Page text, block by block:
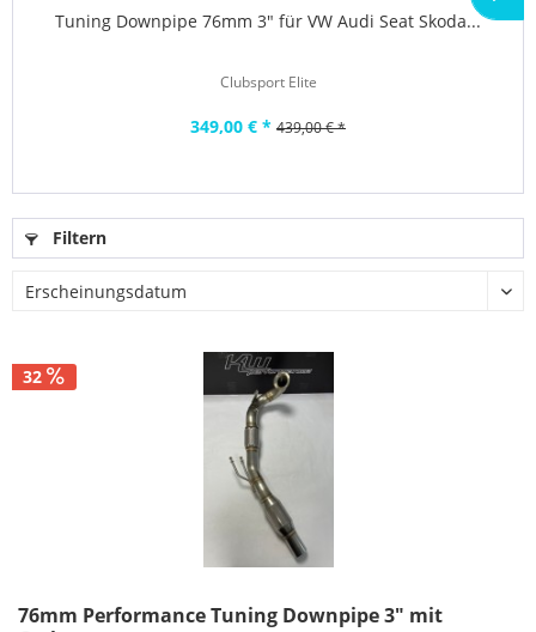
Tuning Downpipe 76mm 3" für VW Audi Seat Skoda...
Clubsport Elite
349,00 € * 439,00 € *
Filtern
32
76mm Performance Tuning Downpipe 3" mit